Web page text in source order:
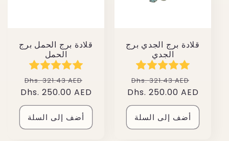
قلادة برج الحمل برج
الحمل
سعر
عادي
Dhs. 321.43 AED
البيعDhs. 250.00 AED
أضف إلى السلة
قلادة برج الجدي برج
الجدي
سعر
عادي
Dhs. 321.43 AED
البيعDhs. 250.00 AED
أضف إلى السلة